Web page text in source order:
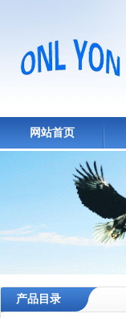
网站首页
产品目录